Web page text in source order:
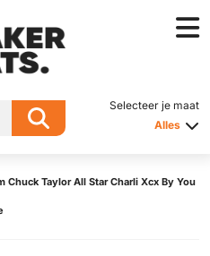
Selecteer je maat
Alles
Chuck Taylor All Star Charli Xcx By You